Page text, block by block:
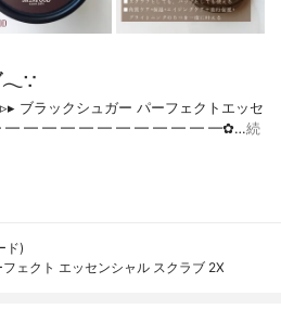
𓂃∵
ブラックシュガー パーフェクトエッセ
━ ━ ━ ━ ━ ━ ━ ━ ━ ━ ━ ━ ━ ━✿…続
ド)
ェクト エッセンシャル スクラブ 2X